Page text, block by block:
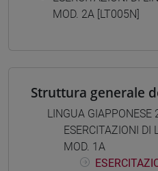
MOD. 2A [LT005N]
Struttura generale
LINGUA GIAPPONESE
ESERCITAZIONI DI
MOD. 1A